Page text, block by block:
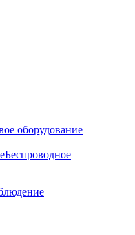
оборудование
Беспроводное